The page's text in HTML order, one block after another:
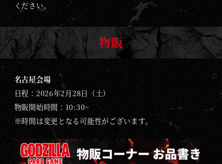
ください。
物販
名古屋会場
日程：2026年2月28日（土）
物販開始時間：10:30~
※時間は変更となる可能性がございます。